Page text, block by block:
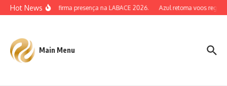
Ir para o conteúdo
Hot NewsAERA Confirma presença na LABACE 2026. Azul retoma voos
Main Menu